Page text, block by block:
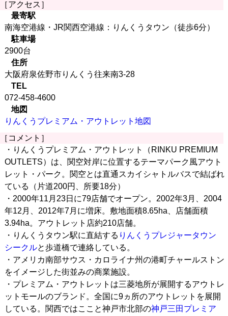
［アクセス］
最寄駅
南海空港線・JR関西空港線：りんくうタウン（徒歩6分）
駐車場
2900台
住所
大阪府泉佐野市りんくう往来南3-28
TEL
072-458-4600
地図
りんくうプレミアム・アウトレット地図
［コメント］
・りんくうプレミアム・アウトレット（RINKU PREMIUM
OUTLETS）は、関空対岸に位置するテーマパーク風アウト
レット・パーク。関空とは直通スカイシャトルバスで結ばれ
ている（片道200円、所要18分）
・2000年11月23日に79店舗でオープン。2002年3月、2004
年12月、2012年7月に増床。敷地面積8.65ha、店舗面積
3.94ha。アウトレット店約210店舗。
・りんくうタウン駅に直結する りんくうプレジャータウン
シークルと歩道橋で連絡している。
・アメリカ南部サウス・カロライナ州の港町チャールストン
をイメージした街並みの商業施設。
・プレミアム・アウトレットは三菱地所が展開するアウトレ
ットモールのブランド。全国に9ヵ所のアウトレットを展開
している。関西ではここと神戸市北部の神戸三田プレミア